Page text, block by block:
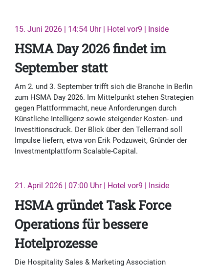
15. Juni 2026 | 14:54 Uhr | Hotel vor9 | Inside
HSMA Day 2026 findet im
September statt
Am 2. und 3. September trifft sich die Branche in Berlin
zum HSMA Day 2026. Im Mittelpunkt stehen Strategien
gegen Plattformmacht, neue Anforderungen durch
Künstliche Intelligenz sowie steigender Kosten- und
Investitionsdruck. Der Blick über den Tellerrand soll
Impulse liefern, etwa von Erik Podzuweit, Gründer der
Investmentplattform Scalable-Capital.
21. April 2026 | 07:00 Uhr | Hotel vor9 | Inside
HSMA gründet Task Force
Operations für bessere
Hotelprozesse
Die Hospitality Sales & Marketing Association